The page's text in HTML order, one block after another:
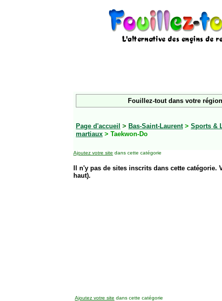
Fouillez-tout dans votre
Page d'accueil > Bas-Saint-Laurent > Sports &
martiaux > Taekwon-Do
Ajoutez votre site dans cette catégorie
Il n'y pas de sites inscrits dans cette
haut).
Ajoutez votre site dans cette catégorie